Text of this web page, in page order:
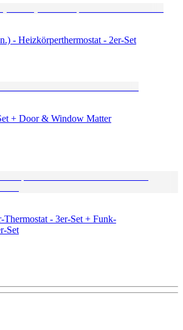
- Heizkörperthermostat - 2er-Set
+ Door & Window Matter
Thermostat - 3er-Set + Funk-
Set